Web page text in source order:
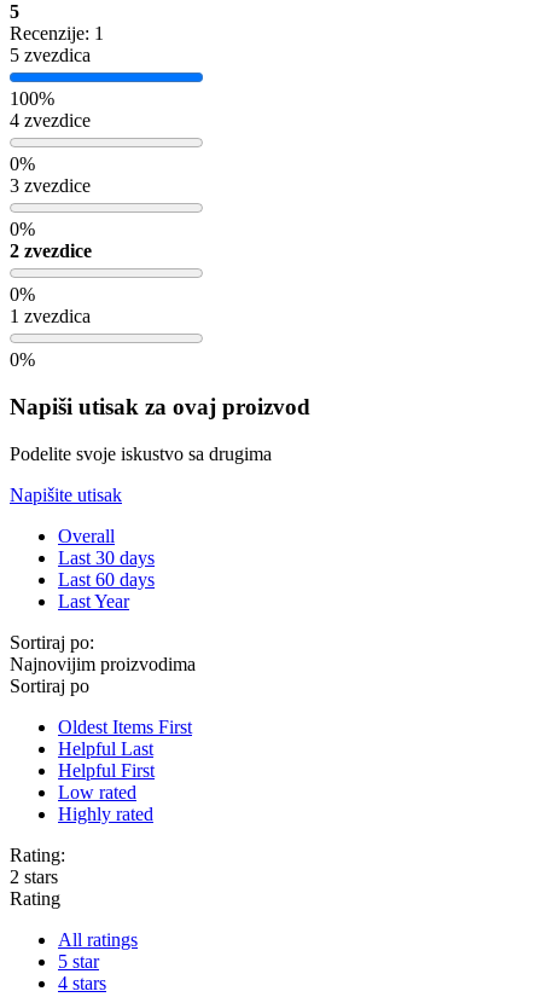
5
Recenzije: 1
5 zvezdica
100%
4 zvezdice
0%
3 zvezdice
0%
2 zvezdice
0%
1 zvezdica
0%
Napiši utisak za ovaj proizvod
Podelite svoje iskustvo sa drugima
Napišite utisak
Overall
Last 30 days
Last 60 days
Last Year
Sortiraj po:
Najnovijim proizvodima
Sortiraj po
Oldest Items First
Helpful Last
Helpful First
Low rated
Highly rated
Rating:
2 stars
Rating
All ratings
5 star
4 stars